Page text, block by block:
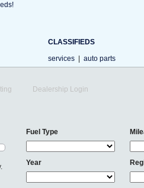
CLASSIFIEDS
services
auto parts
Dealership Login
Fuel Type
Year